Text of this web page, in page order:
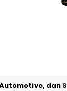
Automotive, dan